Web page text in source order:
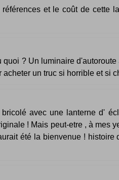
et le coût de cette
? Un luminaire d'autoroute
un truc si horrible et si
avec une lanterne d'
! Mais peut-etre , à mes
été la bienvenue ! histoire